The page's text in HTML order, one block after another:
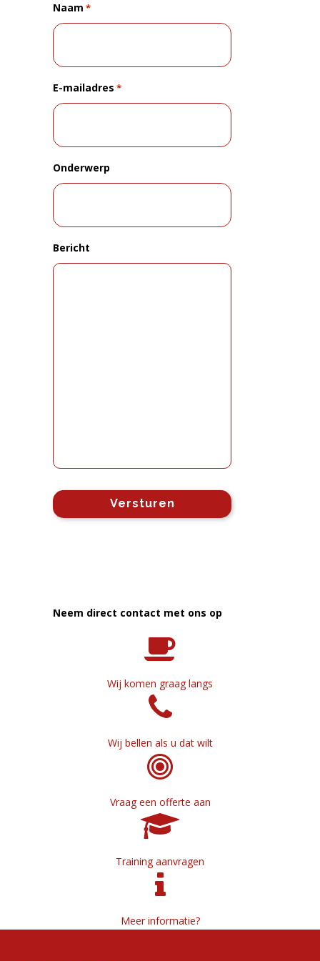
Naam *
E-mailadres *
Onderwerp
Bericht
Neem direct contact met ons op
Wij komen graag langs
Wij bellen als u dat wilt
Vraag een offerte aan
Training aanvragen
Meer informatie?